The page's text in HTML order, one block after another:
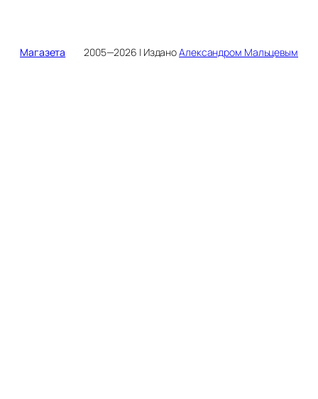
Магазета 2005—2026 | ИзданоАлександром Мальцевым